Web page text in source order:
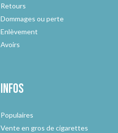
Retours
Dommages ou perte
Enlèvement
Avoirs
Infos
Populaires
Vente en gros de cigarettes